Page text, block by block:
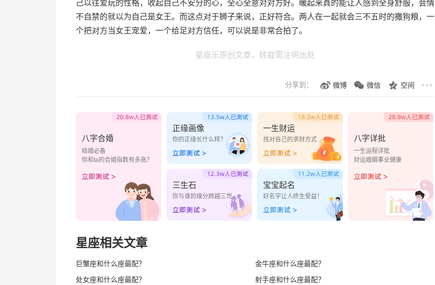
己以往爱玩的性格，收起自己不安分的心，全心全意对对方好。暖起来真的能让人感到全身舒服，会情
不自禁的就以为自己是女王。而这点对于狮子来说，正好符合。两人在一起就会三不五时的撒狗粮，一
个把对方当女王宠爱，一个给足对方信任，可以说是非常合拍了。
星座乐原创文章，转载需注明出处
分享到： 微博 微信 空间
八字合婚
结婚必备
你和ta的合婚指数有多高？
正缘画像
你的正缘长什么样？
一生财运
找对自己的求财方式
三生石
你与谁的缘分跨越三世
宝宝起名
好名字让人终生受益！
八字详批
一生运程详批
财运婚姻事业健康
星座相关文章
巨蟹座和什么座最配？
金牛座和什么座最配？
处女座和什么座最配？
射手座和什么座最配？